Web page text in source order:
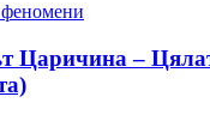
Царичина –